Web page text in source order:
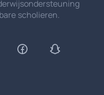
scholieren.